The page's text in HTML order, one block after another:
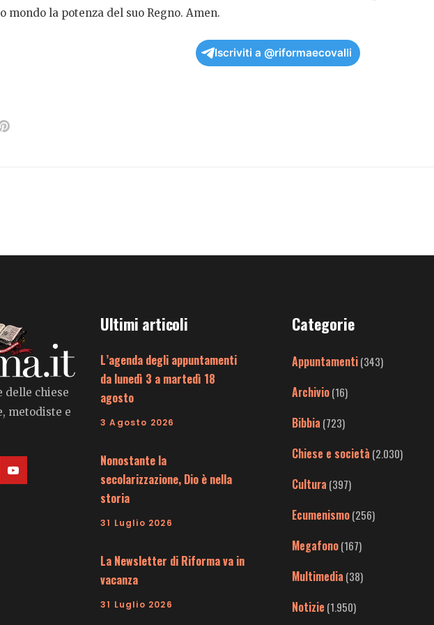
mondo la potenza del suo Regno. Amen.
Iscriviti a @riformaecovalli
delle chiese
metodiste e
Ultimi articoli
L’agenda degli appuntamenti
da lunedì 3 a martedì 18
agosto
3 Agosto 2026
Nonostante la
secolarizzazione, Dio è nella
storia
31 Luglio 2026
La Newsletter di Riforma va in
vacanza
31 Luglio 2026
Categorie
Appuntamenti(343)
Archivio(16)
Bibbia (723)
Chiese e società (2.030)
Cultura (397)
Ecumenismo(256)
Megafono(167)
Multimedia (38)
Notizie (1.950)